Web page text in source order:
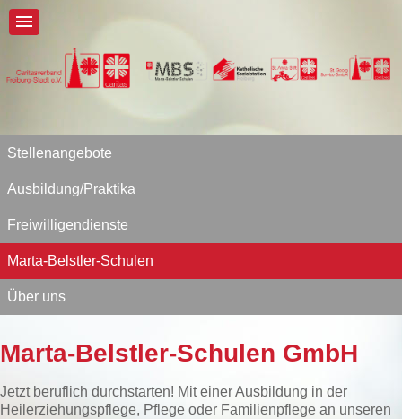
Stellenangebote
Ausbildung/Praktika
Freiwilligendienste
Marta-Belstler-Schulen
Über uns
Marta-Belstler-Schulen GmbH
Jetzt beruflich durchstarten! Mit einer Ausbildung in der
Heilerziehungspflege, Pflege oder Familienpflege an unseren